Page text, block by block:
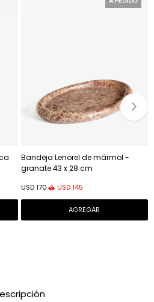
Bandeja Lenorel de mármol -
granate 43 x 28 cm
USD 170 USD 145